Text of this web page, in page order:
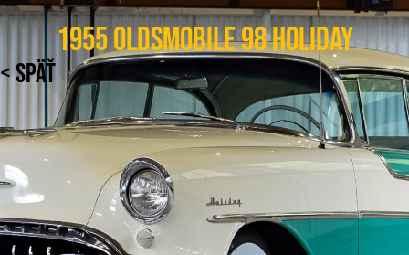
1955 Oldsmobile 98 Holiday
< SPÄŤ